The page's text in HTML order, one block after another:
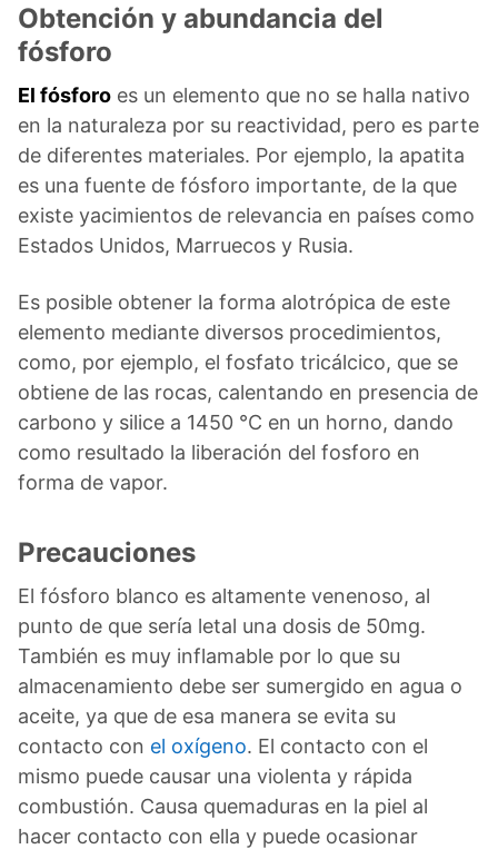
Obtención y abundancia del
fósforo
El fósforo es un elemento que no se halla nativo
en la naturaleza por su reactividad, pero es parte
de diferentes materiales. Por ejemplo, la apatita
es una fuente de fósforo importante, de la que
existe yacimientos de relevancia en países como
Estados Unidos, Marruecos y Rusia.
Es posible obtener la forma alotrópica de este
elemento mediante diversos procedimientos,
como, por ejemplo, el fosfato tricálcico, que se
obtiene de las rocas, calentando en presencia de
carbono y silice a 1450 °C en un horno, dando
como resultado la liberación del fosforo en
forma de vapor.
Precauciones
El fósforo blanco es altamente venenoso, al
punto de que sería letal una dosis de 50mg.
También es muy inflamable por lo que su
almacenamiento debe ser sumergido en agua o
aceite, ya que de esa manera se evita su
contacto con el oxígeno. El contacto con el
mismo puede causar una violenta y rápida
combustión. Causa quemaduras en la piel al
hacer contacto con ella y puede ocasionar